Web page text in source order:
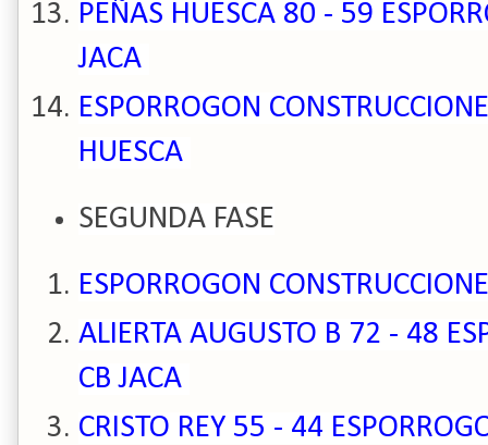
PEÑAS HUESCA 80 - 59
JACA
ESPORROGON
HUESCA
SEGUNDA FASE
ESPORROGON
ALIERTA AUGUSTO B 72 - 48
CB JACA
CRISTO REY 55 - 44